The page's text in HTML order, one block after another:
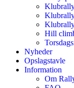
Hill
Nyheder
Opslagstavle
Information
Om